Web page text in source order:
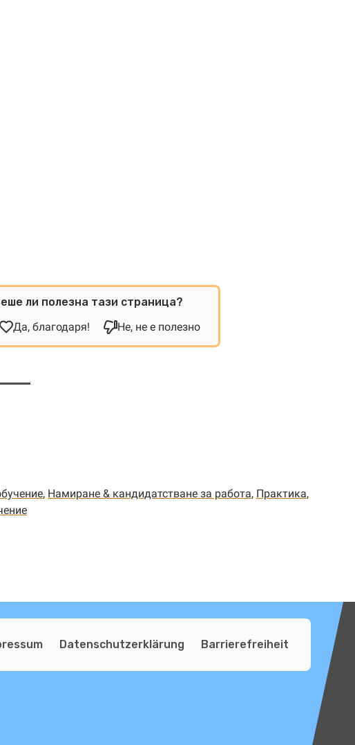
ли полезна тази страница?
Да, благодаря!
Не, не е полезно
, Намиране & кандидатстване за работа, Практика,
Datenschutzerklärung Barrierefreiheit